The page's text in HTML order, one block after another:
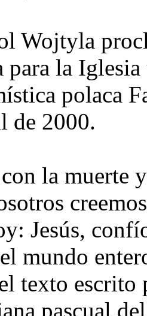
Wojtyla
la
polaca
de 2000.
la muerte
Jesús,
mundo
texto escrito
pascual